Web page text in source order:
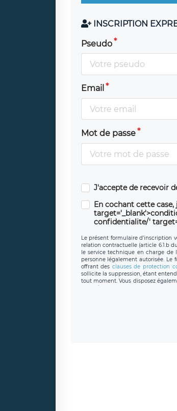
INSCRIPTION
Pseudo
Email
Mot de passe
J'accepte de recevoir
En cochant cette
confidentialite/'
Le présent formulaire d’inscription
relation contractuelle (article 6.1.b
le service technique en charge de
personne légalement autorisée. Le
offrant des clauses de protection
sollicite la suppression, étant
tout moment. Vous disposez
caractère personnel, ainsi que
protection des données de
joignable à l’adresse mail :